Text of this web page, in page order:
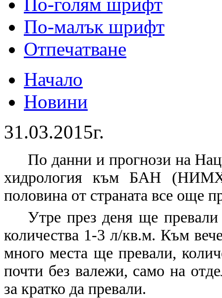
По-малък шрифт
Отпечатване
Начало
Новини
31.03.2015г.
По данни и прогнози на
хидрология към БАН
половина от страната все още
Утре през деня ще
количества 1-3 л/кв.м. Към
много места ще превали,
почти без валежи, само на
за кратко да превали.